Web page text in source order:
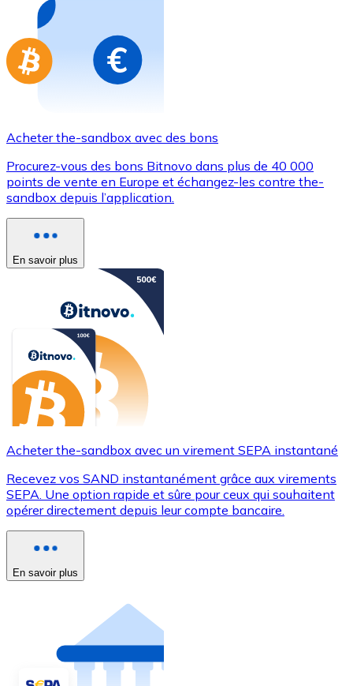
Aller à la boutique de cartes-cadeaux
Acheter the-sandbox avec des bons
Procurez-vous des bons Bitnovo dans plus de 40 000
points de vente en Europe et échangez-les contre the-
sandbox depuis l’application.
En savoir plus
Acheter the-sandbox avec un virement SEPA instantané
Recevez vos SAND instantanément grâce aux virements
SEPA. Une option rapide et sûre pour ceux qui souhaitent
opérer directement depuis leur compte bancaire.
En savoir plus